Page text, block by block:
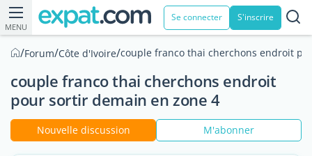
MENU
Se connecter S'inscrire
/Forum/Côte d'Ivoire/couple franco thai cherchons endroit
couple franco thai cherchons endroit
pour sortir demain en zone 4
Nouvelle discussion M'abonner